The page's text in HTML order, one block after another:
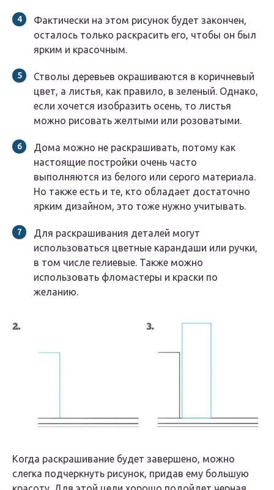
Фактически на этом рисунок будет закончен,
осталось только раскрасить его, чтобы он был
ярким и красочным.
Стволы деревьев окрашиваются в коричневый
цвет, а листья, как правило, в зеленый. Однако,
если хочется изобразить осень, то листья
можно рисовать желтыми или розоватыми.
Дома можно не раскрашивать, потому как
настоящие постройки очень часто
выполняются из белого или серого материала.
Но также есть и те, кто обладает достаточно
ярким дизайном, это тоже нужно учитывать.
Для раскрашивания деталей могут
использоваться цветные карандаши или ручки,
в том числе гелиевые. Также можно
использовать фломастеры и краски по
желанию.
Когда раскрашивание будет завершено, можно
слегка подчеркнуть рисунок, придав ему большую